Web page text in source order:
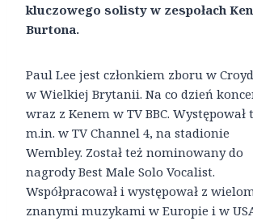
kluczowego solisty w zespołach
Burtona.
Paul Lee jest członkiem zboru w
w Wielkiej Brytanii. Na co dzień
wraz z Kenem w TV BBC. Występował
m.in. w TV Channel 4, na stadionie
Wembley. Został też nominowany do
nagrody Best Male Solo Vocalist.
Współpracował i występował z
znanymi muzykami w Europie i w